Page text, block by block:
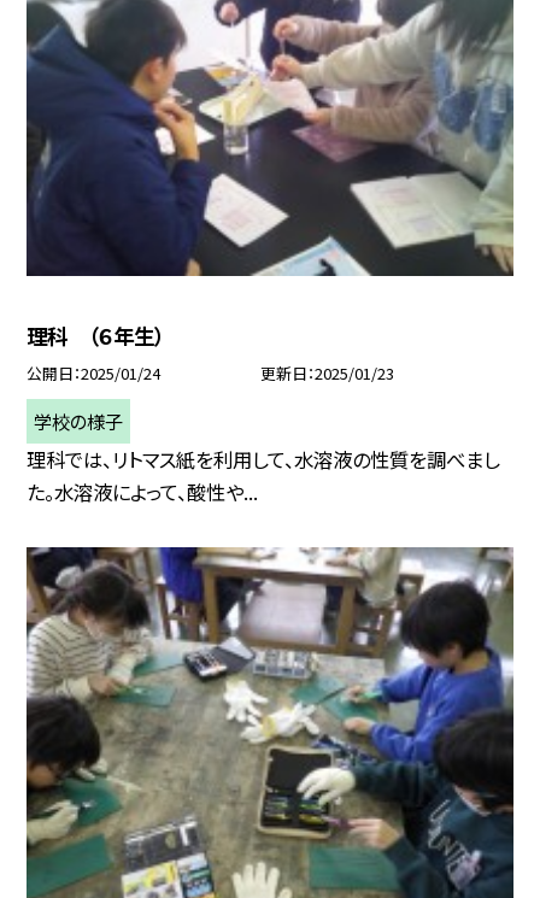
理科 （６年生）
公開日 2025/01/24 更新日 2025/01/23
学校の様子
理科では、リトマス紙を利用して、水溶液の性質を調べまし
た。水溶液によって、酸性や...